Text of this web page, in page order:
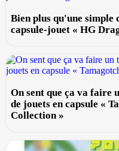
Bien plus qu'une simple
capsule-jouet « HG
On sent que ça va faire
de jouets en capsule «
Collection »